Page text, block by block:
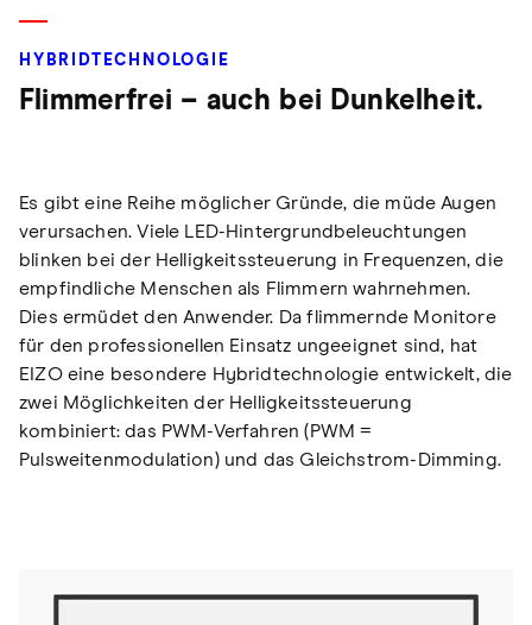
HYBRIDTECHNOLOGIE
Flimmerfrei – auch bei Dunkelheit.
Es gibt eine Reihe möglicher Gründe, die müde Augen
verursachen. Viele LED-Hintergrundbeleuchtungen
blinken bei der Helligkeitssteuerung in Frequenzen, die
empfindliche Menschen als Flimmern wahrnehmen.
Dies ermüdet den Anwender. Da flimmernde Monitore
für den professionellen Einsatz ungeeignet sind, hat
EIZO eine besondere Hybridtechnologie entwickelt, die
zwei Möglichkeiten der Helligkeitssteuerung
kombiniert: das PWM-Verfahren (PWM =
Pulsweitenmodulation) und das Gleichstrom-Dimming.